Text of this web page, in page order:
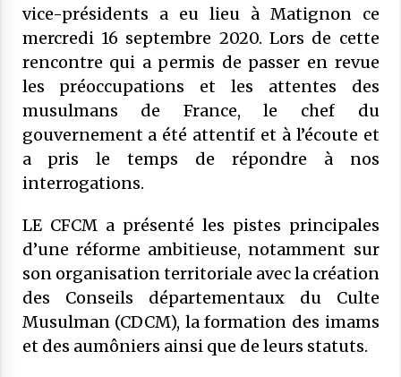
SONDAGES SUR LES MUSULMANS DE
FRANCE
20 novembre 2025
COMMUNIQUÉ : Médiocrité et
désinformation de Florence
Bergeaud-Blackler et autres pseudo –
islamologues
9 octobre 2025
COMMUNIQUÉ : Succession de
sanctions administratives ciblant des
alerte sur les risques et préjudices
6 juillet 2025
COMMUNIQUÉ : « Frères Musulmans,
voile… » Le CFCM salue les appels à
l’apaisement des plus hautes autorités
de l’État.
27 mai 2025
COMMUNIQUÉ CFCM : Vendredi 6 juin
vice-présidents a eu lieu à Matignon ce
mercredi 16 septembre 2020. Lors de cette
rencontre qui a permis de passer en revue
les préoccupations et les attentes des
musulmans de France, le chef du
gouvernement a été attentif et à l’écoute et
a pris le temps de répondre à nos
interrogations.
LE CFCM a présenté les pistes principales
d’une réforme ambitieuse, notamment sur
son organisation territoriale avec la création
des Conseils départementaux du Culte
Musulman (CDCM), la formation des imams
et des aumôniers ainsi que de leurs statuts.